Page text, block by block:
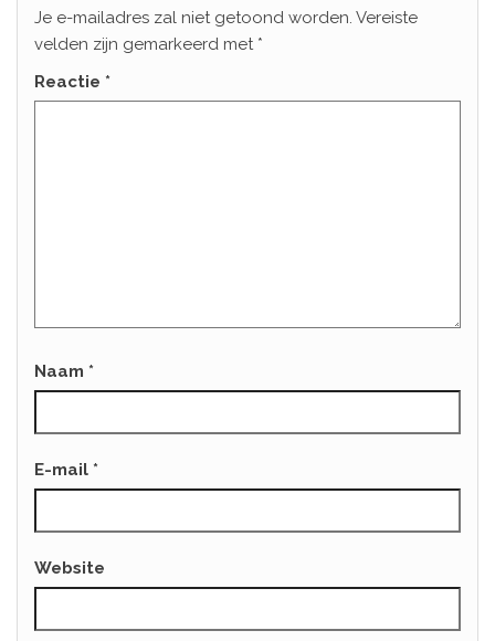
Je e-mailadres zal niet getoond worden. Vereiste
velden zijn gemarkeerd met *
Reactie *
Naam *
E-mail *
Website